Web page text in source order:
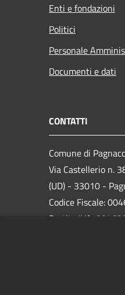
Enti e fondazioni
Politici
Personale
Documenti e dati
CONTATTI
Comune di
Via Castellerio n.
(UD) - 33010 -
Codice Fiscale:
Partita IVA: